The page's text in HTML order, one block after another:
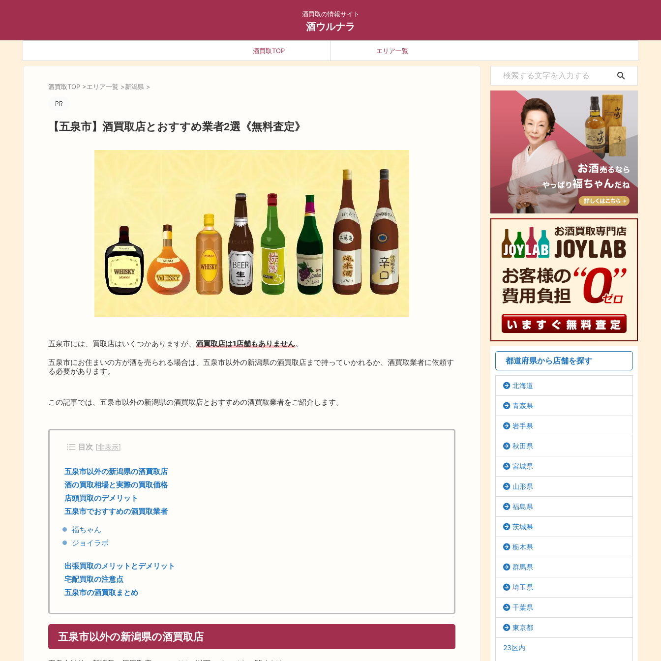
酒買取の情報サイト
酒ウルナラ
酒買取TOP エリア一覧
酒買取TOP >エリア一覧 >新潟県 >
【五泉市】酒買取店とおすすめ業者2選《無料査定》
五泉市には、買取店はいくつかありますが、 酒買取店は1店舗もありません。
五泉市にお住まいの方が酒を売られる場合は、五泉市以外の新潟県の酒買取店まで持っていかれるか、酒買取業者に依頼す
る必要があります。
この記事では、五泉市以外の新潟県の酒買取店とおすすめの酒買取業者をご紹介します。
目次 [非表示]
五泉市以外の新潟県の酒買取店
酒の買取相場と実際の買取価格
店頭買取のデメリット
五泉市でおすすめの酒買取業者
福ちゃん
ジョイラボ
出張買取のメリットとデメリット
宅配買取の注意点
五泉市の酒買取まとめ
五泉市以外の新潟県の酒買取店
都道府県から店舗を探す
北海道
青森県
岩手県
秋田県
宮城県
山形県
福島県
茨城県
栃木県
群馬県
埼玉県
千葉県
東京都
23区内